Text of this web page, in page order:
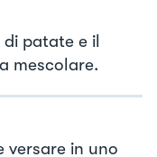
patate e il
mescolare.
versare in uno